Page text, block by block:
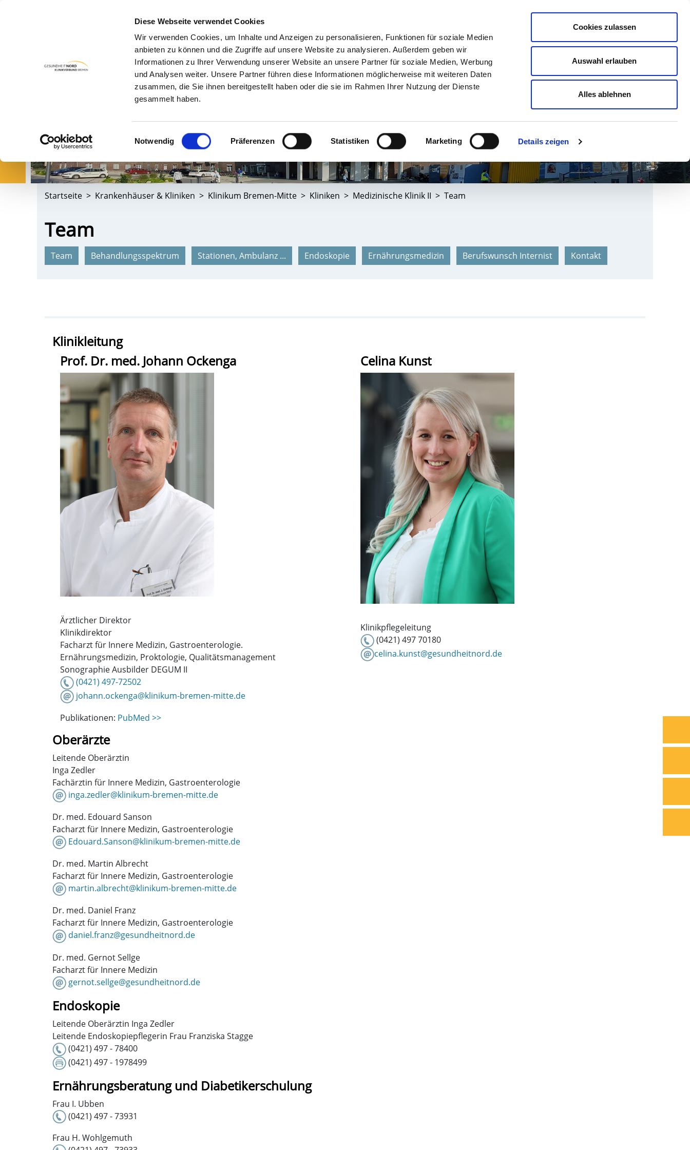
Diese Webseite verwendet Cookies
Wir verwenden Cookies, um Inhalte und Anzeigen zu personalisieren, Funktionen für soziale Medien
anbieten zu können und die Zugriffe auf unsere Website zu analysieren. Außerdem geben wir
Informationen zu Ihrer Verwendung unserer Website an unsere Partner für soziale Medien, Werbung
und Analysen weiter. Unsere Partner führen diese Informationen möglicherweise mit weiteren Daten
zusammen, die Sie ihnen bereitgestellt haben oder die sie im Rahmen Ihrer Nutzung der Dienste
gesammelt haben.
Einwilligungsauswahl
Notwendig Präferenzen Statistiken Marketing Details zeigen
Cookies zulassen
Auswahl erlauben
Alles ablehnen
Leichte Sprache Kontrast
PATIENT & BESUCHER KRANKENHÄUSER & KLINIKEN KARRIERE & AUSBILDUNG GESUNDHEIT NORD Suche
Startseite Krankenhäuser & Kliniken Klinikum Bremen-Mitte Kliniken Medizinische Klinik II Team
Team
Team Behandlungsspektrum Stationen, Ambulanz ... Endoskopie Ernährungsmedizin Berufswunsch Internist Kontakt
Klinikleitung
Prof. Dr. med. Johann Ockenga
Ärztlicher Direktor
Klinikdirektor
Facharzt für Innere Medizin, Gastroenterologie.
Ernährungsmedizin, Proktologie, Qualitätsmanagement
Sonographie Ausbilder DEGUM II
(0421) 497-72502
johann.ockenga@klinikum-bremen-mitte.de
Publikationen: PubMed >>
Celina Kunst
Klinikpflegeleitung
(0421) 497 70180
celina.kunst@gesundheitnord.de
Oberärzte
Leitende Oberärztin
Inga Zedler
Fachärztin für Innere Medizin, Gastroenterologie
inga.zedler@klinikum-bremen-mitte.de
Dr. med. Edouard Sanson
Facharzt für Innere Medizin, Gastroenterologie
Edouard.Sanson@klinikum-bremen-mitte.de
Dr. med. Martin Albrecht
Facharzt für Innere Medizin, Gastroenterologie
martin.albrecht@klinikum-bremen-mitte.de
Dr. med. Daniel Franz
Facharzt für Innere Medizin, Gastroenterologie
daniel.franz@gesundheitnord.de
Dr. med. Gernot Sellge
Facharzt für Innere Medizin
gernot.sellge@gesundheitnord.de
Endoskopie
Leitende Oberärztin Inga Zedler
Leitende Endoskopiepflegerin Frau Franziska Stagge
(0421) 497 - 78400
(0421) 497 - 1978499
Ernährungsberatung und Diabetikerschulung
Frau I. Ubben
(0421) 497 - 73931
Frau H. Wohlgemuth